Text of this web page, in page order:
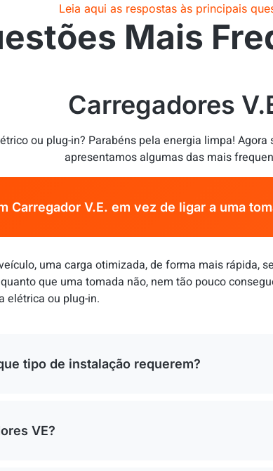
Leia aqui as respostas às principais
Mais
Carregadores
ou plug-in? Parabéns pela energia limpa!
apresentamos algumas das mais
Carregador V.E. em vez de ligar a uma
uma carga otimizada, de forma mais rápida,
que uma tomada não, nem tão pouco
elétrica ou plug-in.
tipo de instalação requerem?
VE?